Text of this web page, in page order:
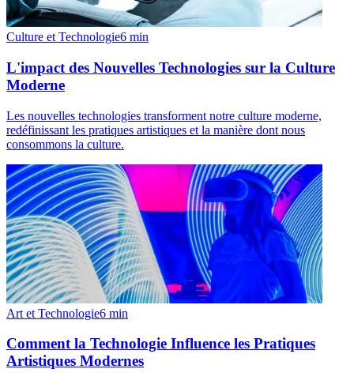
Culture et Technologie6 min
L'impact des Nouvelles Technologies sur la Culture
Moderne
Les nouvelles technologies transforment notre culture moderne,
redéfinissant les pratiques artistiques et la manière dont nous
consommons la culture.
Art et Technologie6 min
Comment la Technologie Influence les Pratiques
Artistiques Modernes